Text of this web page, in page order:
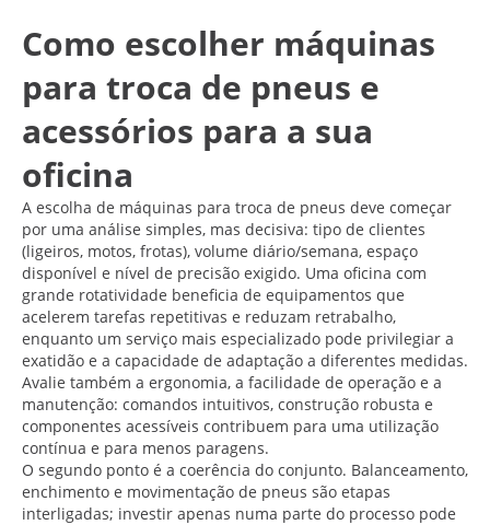
Como escolher máquinas
para troca de pneus e
acessórios para a sua
oficina
A escolha de máquinas para troca de pneus deve começar
por uma análise simples, mas decisiva: tipo de clientes
(ligeiros, motos, frotas), volume diário/semana, espaço
disponível e nível de precisão exigido. Uma oficina com
grande rotatividade beneficia de equipamentos que
acelerem tarefas repetitivas e reduzam retrabalho,
enquanto um serviço mais especializado pode privilegiar a
exatidão e a capacidade de adaptação a diferentes medidas.
Avalie também a ergonomia, a facilidade de operação e a
manutenção: comandos intuitivos, construção robusta e
componentes acessíveis contribuem para uma utilização
contínua e para menos paragens.
O segundo ponto é a coerência do conjunto. Balanceamento,
enchimento e movimentação de pneus são etapas
interligadas; investir apenas numa parte do processo pode